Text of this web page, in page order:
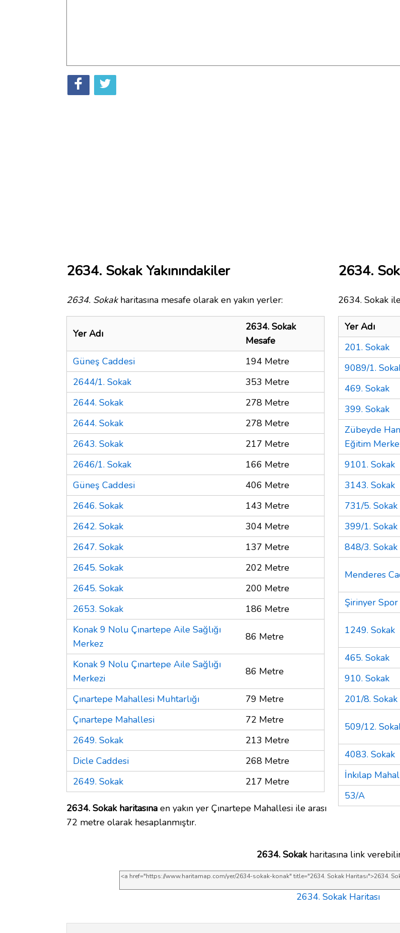
2634. Sokak Yakınındakiler
2634. Sokakharitasına mesafe olarak en yakın yerler:
Yer Adı
2634. Sokak
Mesafe
Güneş Caddesi
194 Metre
2644/1. Sokak
353 Metre
2644. Sokak
278 Metre
2644. Sokak
278 Metre
2643. Sokak
217 Metre
2646/1. Sokak
166 Metre
Güneş Caddesi
406 Metre
2646. Sokak
143 Metre
2642. Sokak
304 Metre
2647. Sokak
137 Metre
2645. Sokak
202 Metre
2645. Sokak
200 Metre
2653. Sokak
186 Metre
Konak 9 Nolu Çınartepe Aile Sağlığı
Merkez
86 Metre
Konak 9 Nolu Çınartepe Aile Sağlığı
Merkezi
86 Metre
Çınartepe Mahallesi Muhtarlığı
79 Metre
Çınartepe Mahallesi
72 Metre
2649. Sokak
213 Metre
Dicle Caddesi
268 Metre
2649. Sokak
217 Metre
2634. Sokak haritasına en yakın yer Çınartepe Mahallesi ile arası
72 metre olarak hesaplanmıştır.
2634.
2634. Sokak
Yer Adı
201. Sokak
9089/1.
469. Sokak
399. Sokak
Zübeyde
Eğitim
9101. Sokak
3143. Sokak
731/5. Sokak
399/1. Sokak
848/3. Sokak
Menderes
Şirinyer
1249. Sokak
465. Sokak
910. Sokak
201/8. Sokak
509/12.
4083. Sokak
İnkılap
53/A
2634. Sokakharitasına link
2634. Sokak Haritası